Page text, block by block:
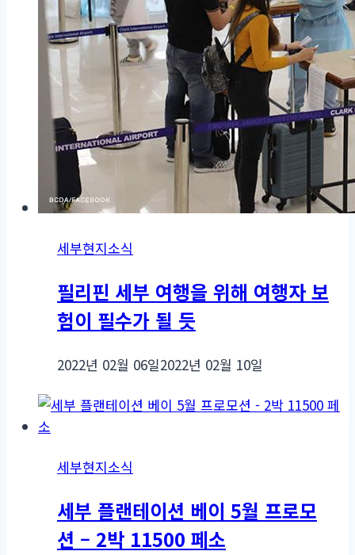
세부현지소식
필리핀 세부 여행을 위해 여행자 보
험이 필수가 될 듯
2022년 02월 06일2022년 02월 10일
세부현지소식
세부 플랜테이션 베이 5월 프로모
션 – 2박 11500 페소